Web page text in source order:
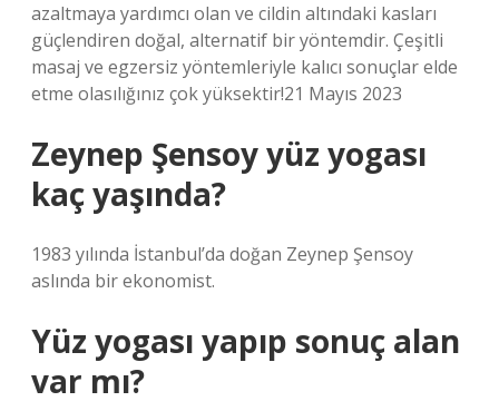
azaltmaya yardımcı olan ve cildin altındaki kasları
güçlendiren doğal, alternatif bir yöntemdir. Çeşitli
masaj ve egzersiz yöntemleriyle kalıcı sonuçlar elde
etme olasılığınız çok yüksektir!21 Mayıs 2023
Zeynep Şensoy yüz yogası
kaç yaşında?
1983 yılında İstanbul’da doğan Zeynep Şensoy
aslında bir ekonomist.
Yüz yogası yapıp sonuç alan
var mı?